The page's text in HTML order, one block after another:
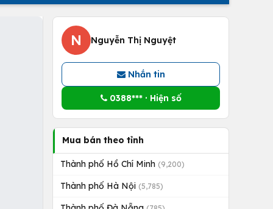
N Nguyễn Thị Nguyệt
Nhắn tin
0388*** · Hiện số
Mua bán theo tỉnh
Thành phố Hồ Chí Minh (9,200)
Thành phố Hà Nội (5,785)